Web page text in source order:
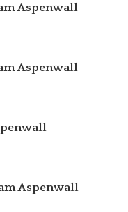
Aspenwall
Aspenwall
Aspenwall